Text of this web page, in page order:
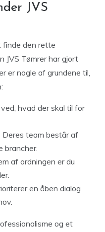
JVS
den rette
JVS Tømrer har gjort
er nogle af grundene til,
hvad der skal til for
Deres team består af
brancher.
af ordningen er du
en åben dialog
og et